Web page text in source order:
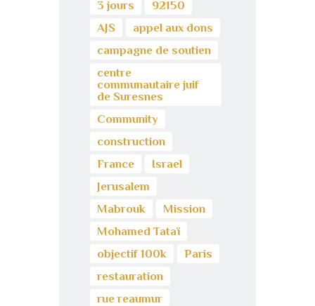
3 jours
92150
AJS
appel aux dons
campagne de soutien
centre
communautaire juif
de Suresnes
Community
construction
France
Israel
Jerusalem
Mabrouk
Mission
Mohamed Tataï
objectif 100k
Paris
restauration
rue reaumur